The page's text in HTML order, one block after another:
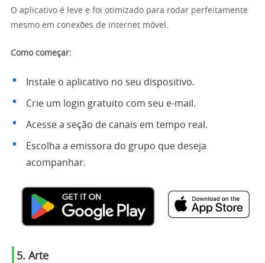
O aplicativo é leve e foi otimizado para rodar perfeitamente
mesmo em conexões de internet móvel.
Como começar:
Instale o aplicativo no seu dispositivo.
Crie um login gratuito com seu e-mail.
Acesse a seção de canais em tempo real.
Escolha a emissora do grupo que deseja
acompanhar.
5. Arte